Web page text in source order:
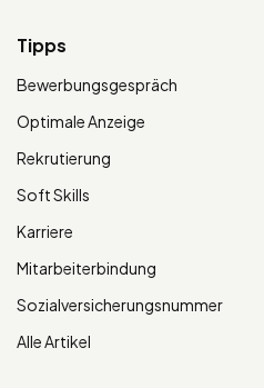
Tipps
Bewerbungsgespräch
Optimale Anzeige
Rekrutierung
Soft Skills
Karriere
Mitarbeiterbindung
Sozialversicherungsnummer
Alle Artikel